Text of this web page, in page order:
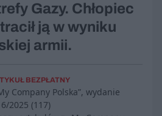
Gazy. Chłopiec
ją w wyniku
armii.
BEZPŁATNY
Company Polska”, wydanie
6/2025 (117)